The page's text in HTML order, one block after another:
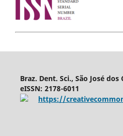
Braz. Dent. Sci., São José dos
eISSN: 2178-6011
https://